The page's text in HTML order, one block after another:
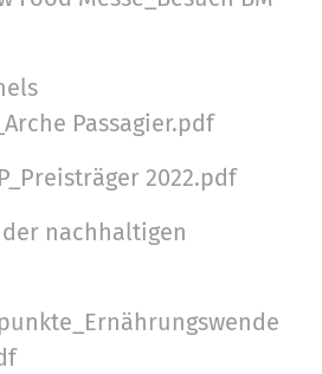
Passagier.pdf
2022.pdf
der nachhaltigen